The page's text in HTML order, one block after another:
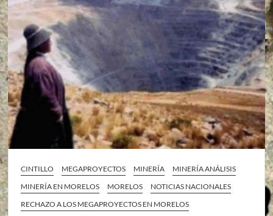
CINTILLO MEGAPROYECTOS MINERÍA
MINERÍA ANÁLISIS
MINERÍA EN MORELOS
MORELOS
NOTICIAS NACIONALES
RECHAZO A LOS MEGAPROYECTOS EN MORELOS